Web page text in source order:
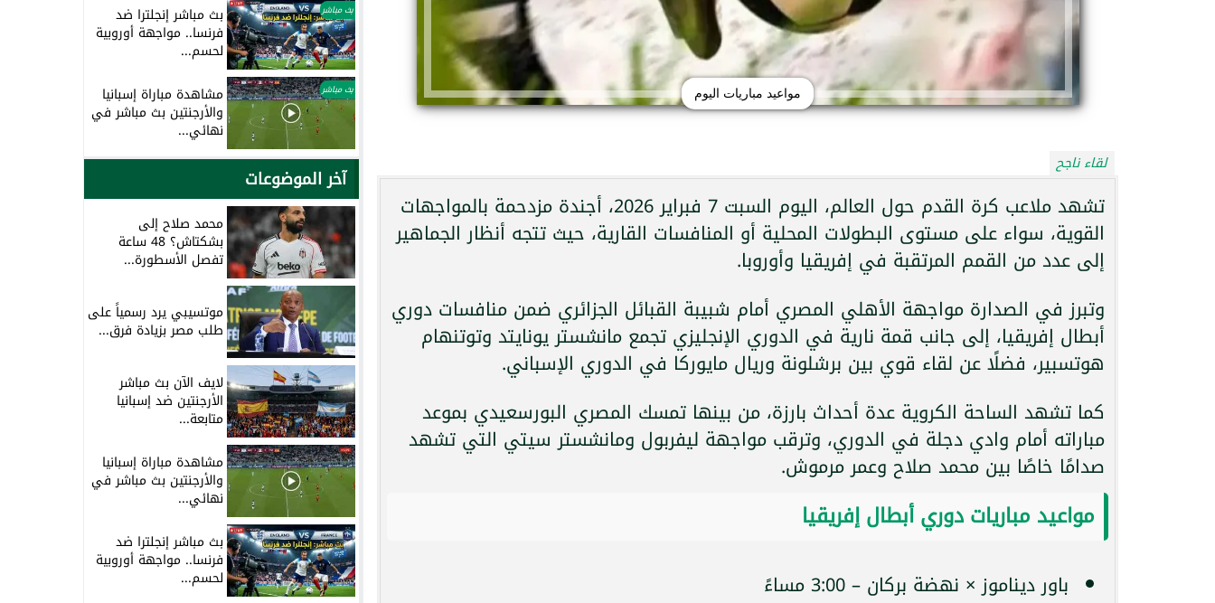
مواعيد مباريات اليوم
لقاء ناجح
تشهد ملاعب كرة القدم حول العالم، اليوم السبت 7 فبراير 2026، أجندة مزدحمة بالمواجهات
القوية، سواء على مستوى البطولات المحلية أو المنافسات القارية، حيث تتجه أنظار الجماهير
إلى عدد من القمم المرتقبة في إفريقيا وأوروبا.
وتبرز في الصدارة مواجهة الأهلي المصري أمام شبيبة القبائل الجزائري ضمن منافسات دوري
أبطال إفريقيا، إلى جانب قمة نارية في الدوري الإنجليزي تجمع مانشستر يونايتد وتوتنهام
هوتسبير، فضلًا عن لقاء قوي بين برشلونة وريال مايوركا في الدوري الإسباني.
كما تشهد الساحة الكروية عدة أحداث بارزة، من بينها تمسك المصري البورسعيدي بموعد
مباراته أمام وادي دجلة في الدوري، وترقب مواجهة ليفربول ومانشستر سيتي التي تشهد
صدامًا خاصًا بين محمد صلاح وعمر مرموش.
مواعيد مباريات دوري أبطال إفريقيا
باور ديناموز × نهضة بركان – 3:00 مساءً
بث مباشر بث مباشر إنجلترا ضد
فرنسا.. مواجهة أوروبية
لحسم...
بث مباشر مشاهدة مباراة إسبانيا
والأرجنتين بث مباشر في
نهائي...
آخر الموضوعات
محمد صلاح إلى
بشكتاش؟ 48 ساعة
تفصل الأسطورة...
موتسيبي يرد رسمياً على
طلب مصر بزيادة فرق...
لايف الآن بث مباشر
الأرجنتين ضد إسبانيا
متابعة...
مشاهدة مباراة إسبانيا
والأرجنتين بث مباشر في
نهائي...
بث مباشر إنجلترا ضد
فرنسا.. مواجهة أوروبية
لحسم...